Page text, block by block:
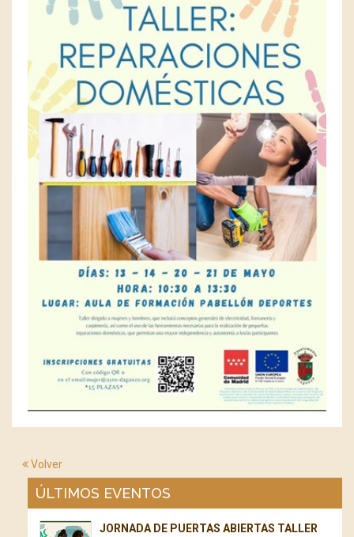
Volver
ÚLTIMOS EVENTOS
JORNADA DE PUERTAS ABIERTAS TALLER